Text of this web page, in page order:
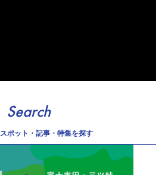
Search
スポット・記事・特集を探す